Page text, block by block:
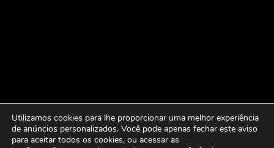
Utilizamos cookies para lhe proporcionar uma melhor experiência
de anúncios personalizados. Você pode apenas fechar este aviso
para aceitar todos os cookies, ou acessar as